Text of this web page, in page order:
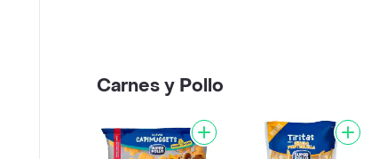
Carnes y Pollo